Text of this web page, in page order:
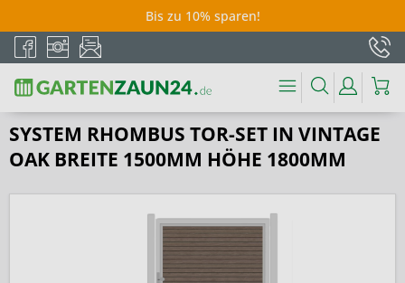
Bis zu 10% sparen!
SYSTEM RHOMBUS TOR-SET IN VINTAGE
OAK BREITE 1500MM HÖHE 1800MM